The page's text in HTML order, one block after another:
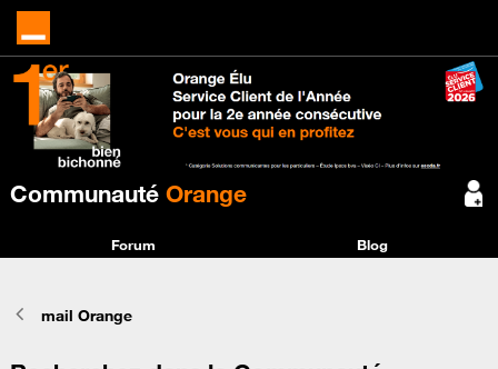
Communauté Orange
Forum Blog
mail Orange